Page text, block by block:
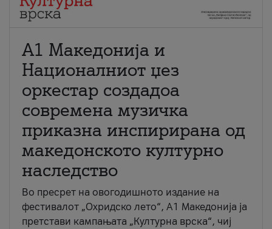
А1 Македонија и
Националниот џез
оркестар создадоа
современа музичка
приказна инспирирана од
македонското културно
наследство
Во пресрет на овогодишното издание на
фестивалот „Охридско лето“, А1 Македонија ја
претстави кампањата „Културна врска“, чиј